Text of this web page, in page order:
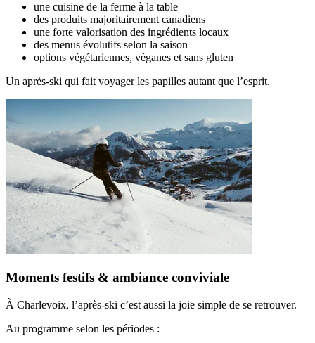
une cuisine de la ferme à la table
des produits majoritairement canadiens
une forte valorisation des ingrédients locaux
des menus évolutifs selon la saison
options végétariennes, véganes et sans gluten
Un après-ski qui fait voyager les papilles autant que l’esprit.
Moments festifs & ambiance conviviale
À Charlevoix, l’après-ski c’est aussi la joie simple de se retrouver.
Au programme selon les périodes :